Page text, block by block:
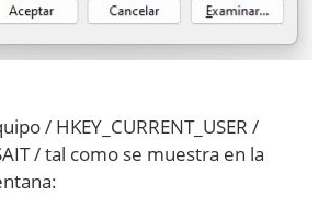
/ HKEY_CURRENT_USER /
/ tal como se muestra en la